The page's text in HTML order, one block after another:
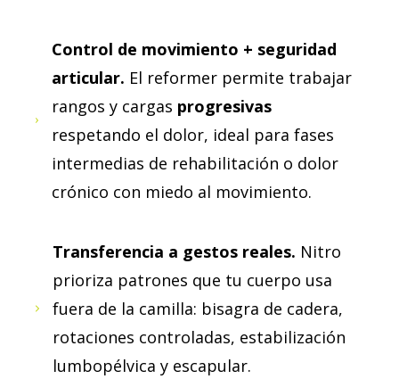
Control de movimiento + seguridad
articular. El reformer permite trabajar
rangos y cargas progresivas
respetando el dolor, ideal para fases
intermedias de rehabilitación o dolor
crónico con miedo al movimiento.
Transferencia a gestos reales. Nitro
prioriza patrones que tu cuerpo usa
fuera de la camilla: bisagra de cadera,
rotaciones controladas, estabilización
lumbopélvica y escapular.